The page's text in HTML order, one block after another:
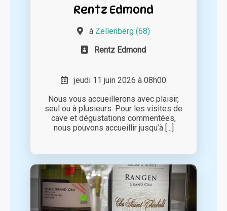
Rentz Edmond
à Zellenberg (68)
Rentz Edmond
jeudi 11 juin 2026 à 08h00
Nous vous accueillerons avec plaisir,
seul ou à plusieurs. Pour les visites de
cave et dégustations commentées,
nous pouvons accueillir jusqu’à [...]